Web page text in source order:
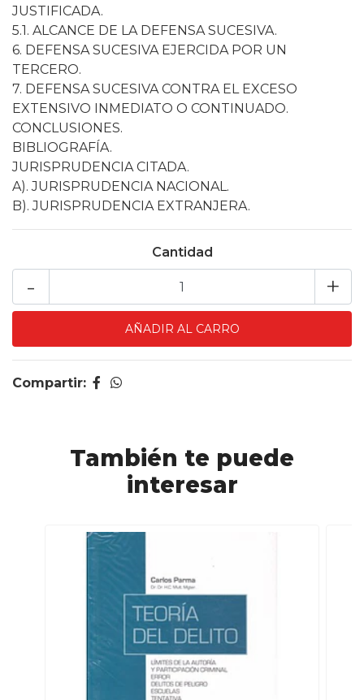
JUSTIFICADA.
5.1. ALCANCE DE LA DEFENSA SUCESIVA.
6. DEFENSA SUCESIVA EJERCIDA POR UN
TERCERO.
7. DEFENSA SUCESIVA CONTRA EL EXCESO
EXTENSIVO INMEDIATO O CONTINUADO.
CONCLUSIONES.
BIBLIOGRAFÍA.
JURISPRUDENCIA CITADA.
A). JURISPRUDENCIA NACIONAL.
B). JURISPRUDENCIA EXTRANJERA.
Cantidad
+
-
Compartir:
También te puede
interesar